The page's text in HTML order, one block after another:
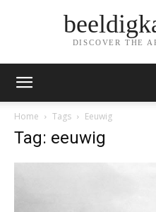
DISCOVER THE
Home Tags Eeuwig
Tag: eeuwig